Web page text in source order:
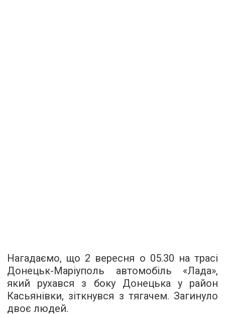
Нагадаємо, що 2 вересня о 05.30 на трасі
Донецьк-Маріуполь автомобіль «Лада»,
який рухався з боку Донецька у район
Касьянівки, зіткнувся з тягачем. Загинуло
двоє людей.